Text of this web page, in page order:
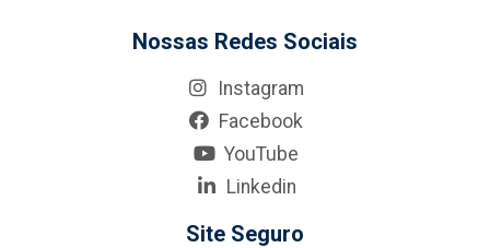
Nossas Redes Sociais
Instagram
Facebook
YouTube
Linkedin
Site Seguro